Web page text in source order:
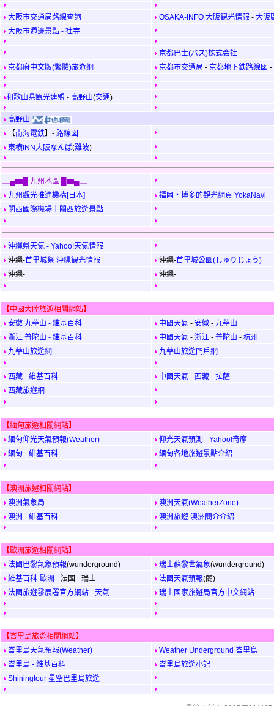
大阪市交通局路線查詢 OSAKA-INFO 大阪観光情報 - 大阪
大阪市週邊景點 - 社寺
京都巴士(バス)株式会社
京都府中文版(繁體)旅遊網
京都市交通局 - 京都地下鉄路線図 -
和歌山県観光連盟 - 高野山(交通)
高野山
【南海電鉄】- 路線図
東横INN大阪なんば(難波)
▁▄▆█ 九州地區 █▆▄▁
九州觀光推進機構[日本]
福岡・博多的觀光網頁 YokaNavi
關西國際機場｜關西旅遊景點
沖縄県天気 - Yahoo!天気情報
沖繩-首里城祭 沖縄観光情報 沖繩-首里城公園(しゅりじょう)
沖繩-
沖繩-
【中國大陸旅遊相關網站】
安徽 九華山 - 維基百科
中國天氣 - 安徽 - 九華山
浙江 普陀山 - 維基百科
中國天氣 - 浙江 - 普陀山 - 杭州
九華山旅遊網
九華山旅遊門戶網
西藏 - 維基百科 中國天氣 - 西藏 - 拉薩
西藏旅遊網
【緬甸旅遊相關網站】
緬甸仰光天氣預報(Weather)
仰光天氣預測 - Yahoo!奇摩
緬甸 - 維基百科
緬甸各地旅遊景點介紹
【澳洲旅遊相關網站】
澳洲氣象局
澳洲天氣(WeatherZone)
澳洲 - 維基百科
澳洲旅遊 澳洲簡介介紹
【歐洲旅遊相關網站】
法國巴黎氣象預報(wunderground) 瑞士蘇黎世氣象(wunderground)
維基百科-歐洲 - 法國 - 瑞士 法國天氣預報(簡)
法國旅遊發展署官方網站 - 天氣 瑞士國家旅遊局官方中文網站
【峇里島旅遊相關網站】
峇里島天氣預報(Weather)
Weather Underground 峇里島
峇里島 - 維基百科
峇里島旅遊小記
Shiningtour 星空巴里島旅遊